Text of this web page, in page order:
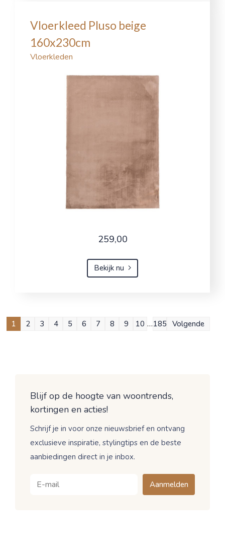
Vloerkleed Pluso beige
160x230cm
Vloerkleden
259,00
Bekijk nu
1 2 3 4 5 6 7 8 9 10 …185 Volgende
Blijf op de hoogte van woontrends,
kortingen en acties!
Schrijf je in voor onze nieuwsbrief en ontvang
exclusieve inspiratie, stylingtips en de beste
aanbiedingen direct in je inbox.
Aanmelden